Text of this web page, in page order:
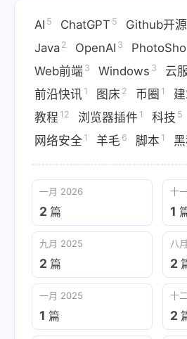
AI 5 ChatGPT 5 Github开
Java 2 OpenAI 3
Web前端 3 Windows 3 云
前沿快讯 1 图床 2 币圈 1
教程 12 浏览器插件 1 科技 5
网络安全 1 羊毛 6 脚本 1
一月 2026
2 篇
十
1
九月 2025
2 篇
八
2
一月 2025
1 篇
十
2